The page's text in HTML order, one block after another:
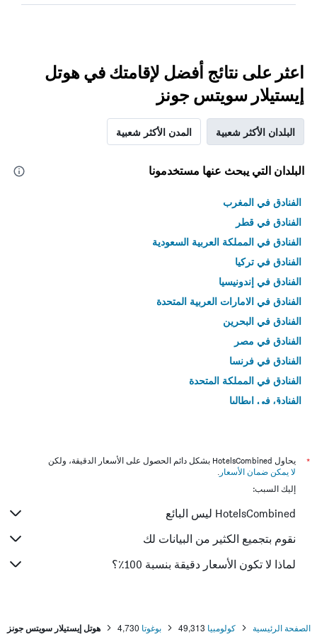
اعثر على نتائج أفضل لإقامتك في هوتل
إيستيلار سويتس جونز
البلدان الأكثر شعبية المدن الأكثر شعبية
البلدان التي يبحث عنها مستخدمونا
الفنادق في المغرب
الفنادق في قطر
الفنادق في المملكة العربية السعودية
الفنادق في تركيا
الفنادق في إندونيسيا
الفنادق في الامارات العربية المتحدة
الفنادق في البحرين
الفنادق في مصر
الفنادق في فرنسا
الفنادق في المملكة المتحدة
الفنادق في إيطاليا
*
يحاول HotelsCombined بشكل دائم الحصول على الأسعار الدقيقة، ولكن
لا يمكن ضمان الأسعار .
إليك السبب:
HotelsCombined ليس البائع
نقوم بتجميع الكثير من البيانات لك
لماذا لا تكون الأسعار دقيقة بنسبة 100٪؟
الصفحة الرئيسية كولومبيا 49,313 بوغوتا 4,730 هوتل إيستيلار سويتس جونز